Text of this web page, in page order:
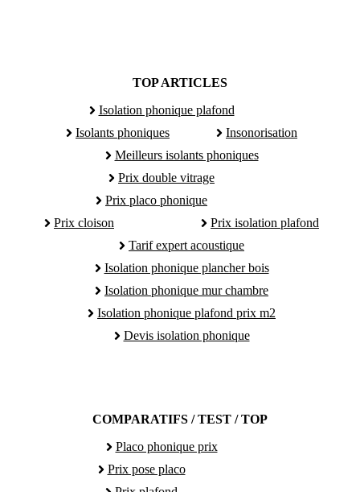
TOP ARTICLES
Isolation phonique plafond
Isolants phoniques
Insonorisation
Meilleurs isolants phoniques
Prix double vitrage
Prix placo phonique
Prix cloison
Prix isolation plafond
Tarif expert acoustique
Isolation phonique plancher bois
Isolation phonique mur chambre
Isolation phonique plafond prix m2
Devis isolation phonique
COMPARATIFS / TEST / TOP
Placo phonique prix
Prix pose placo